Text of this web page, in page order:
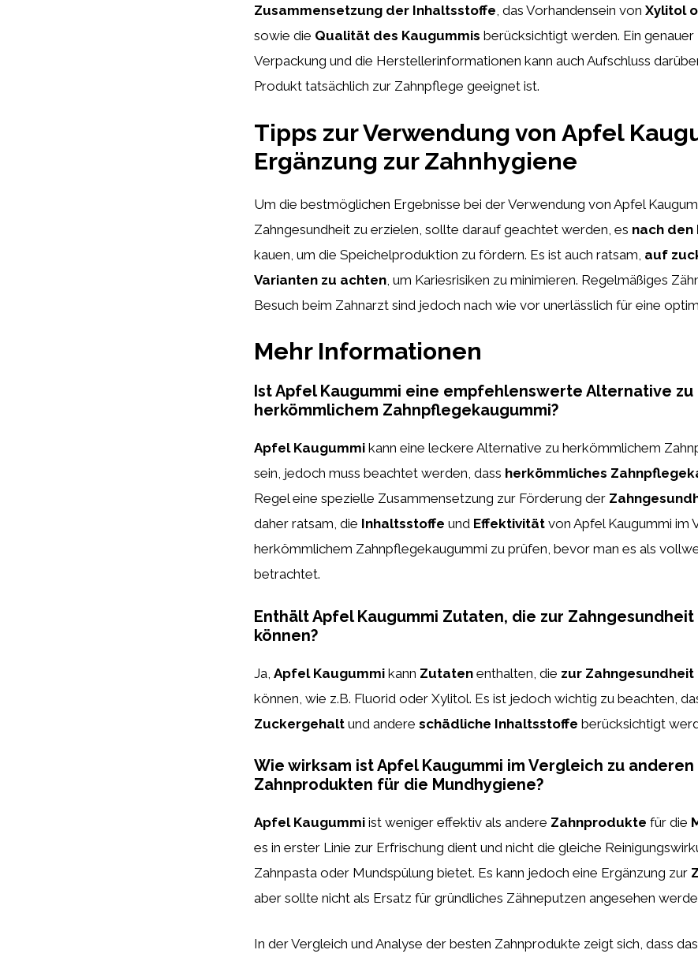
Zusammensetzung der Inhaltsstoffe, das Vorhandensein von Xylitol
sowie die Qualität des Kaugummis berücksichtigt werden. Ein genauer
Verpackung und die Herstellerinformationen kann auch Aufschluss
Produkt tatsächlich zur Zahnpflege geeignet ist.
Tipps zur Verwendung von Apfel
Ergänzung zur Zahnhygiene
Um die bestmöglichen Ergebnisse bei der Verwendung von Apfel
Zahngesundheit zu erzielen, sollte darauf geachtet werden, es nach den
kauen, um die Speichelproduktion zu fördern. Es ist auch ratsam, auf
Varianten zu achten , um Kariesrisiken zu minimieren. Regelmäßiges
Besuch beim Zahnarzt sind jedoch nach wie vor unerlässlich für eine
Mehr Informationen
Ist Apfel Kaugummi eine empfehlenswerte Alternative zu
herkömmlichem Zahnpflegekaugummi?
Apfel Kaugummi kann eine leckere Alternative zu herkömmlichem
sein, jedoch muss beachtet werden, dass herkömmliches
Regel eine spezielle Zusammensetzung zur Förderung der
daher ratsam, die Inhaltsstoffe und Effektivität von Apfel Kaugummi im
herkömmlichem Zahnpflegekaugummi zu prüfen, bevor man es als
betrachtet.
Enthält Apfel Kaugummi Zutaten, die zur
können?
Ja, Apfel Kaugummi kann Zutaten enthalten, die zur
können, wie z.B. Fluorid oder Xylitol. Es ist jedoch wichtig zu beachten,
Zuckergehalt und andere schädliche Inhaltsstoffe berücksichtigt
Wie wirksam ist Apfel Kaugummi im Vergleich zu anderen
Zahnprodukten für die Mundhygiene?
Apfel Kaugummi ist weniger effektiv als andere Zahnprodukte für die
es in erster Linie zur Erfrischung dient und nicht die gleiche
Zahnpasta oder Mundspülung bietet. Es kann jedoch eine Ergänzung zur
aber sollte nicht als Ersatz für gründliches Zähneputzen angesehen
In der Vergleich und Analyse der besten Zahnprodukte zeigt sich, dass